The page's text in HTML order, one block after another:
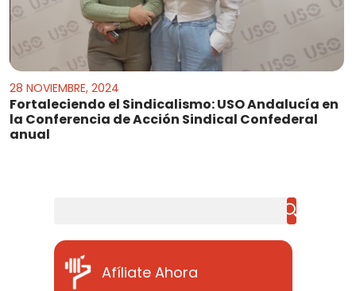
28 NOVIEMBRE, 2024
Fortaleciendo el Sindicalismo: USO Andalucía en
la Conferencia de Acción Sindical Confederal
anual
Afíliate Ahora